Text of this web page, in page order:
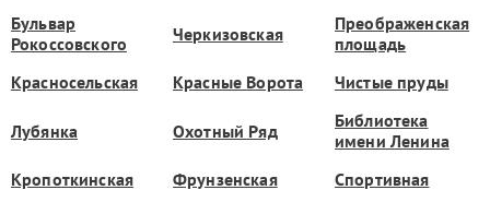
Бульвар
Рокоссовского
Черкизовская
Преображенская
площадь
Красносельская
Красные Ворота Чистые пруды
Лубянка Охотный Ряд
Библиотека
имени Ленина
Кропоткинская
Фрунзенская
Спортивная